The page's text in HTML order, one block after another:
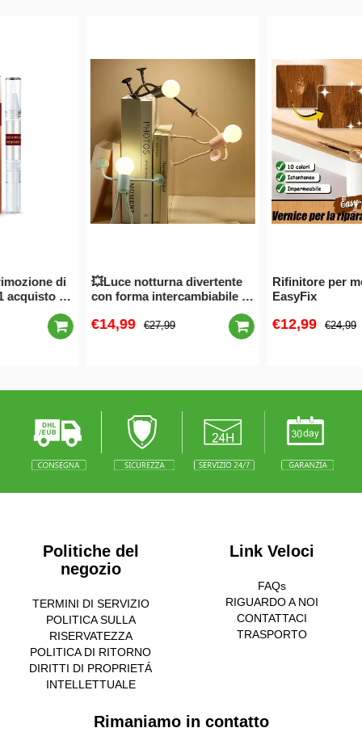
💥Luce notturna divertente
con forma intercambiabile a
forma di sportivo🌟
€14,99 €27,99
Rifinitore per mobili in legno
EasyFix
€12,99 €24,99
Politiche del
negozio
TERMINI DI SERVIZIO
POLITICA SULLA
RISERVATEZZA
POLITICA DI RITORNO
DIRITTI DI PROPRIETÁ
INTELLETTUALE
Link Veloci
FAQs
RIGUARDO A NOI
CONTATTACI
TRASPORTO
Rimaniamo in contatto